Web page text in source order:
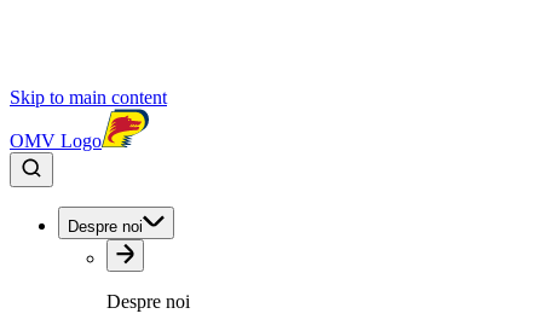
Skip to main content
OMV Logo
Despre noi
Despre noi